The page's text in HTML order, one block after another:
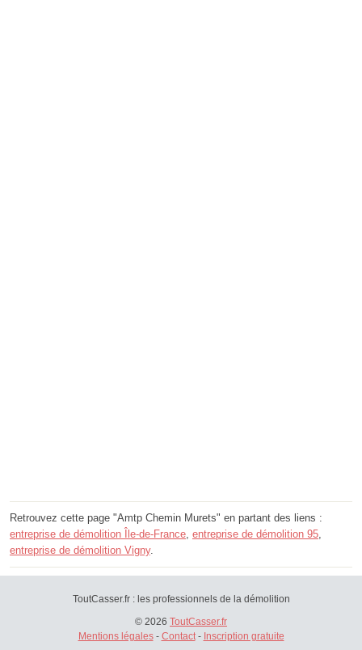
Retrouvez cette page "Amtp Chemin Murets" en partant des liens :
entreprise de démolition Île-de-France, entreprise de démolition 95,
entreprise de démolition Vigny.
ToutCasser.fr : les professionnels de la démolition
© 2026 ToutCasser.fr
Mentions légales- Contact- Inscription gratuite